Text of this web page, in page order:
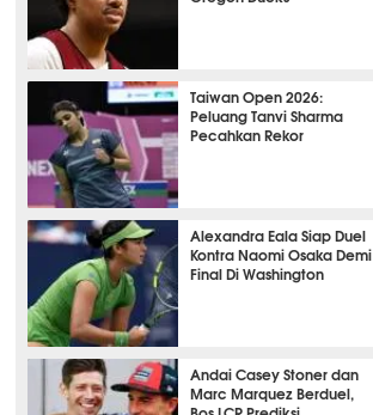
BASKET
Taiwan Open 2026:
Peluang Tanvi Sharma
Pecahkan Rekor
BADMINTON
Alexandra Eala Siap Duel
Kontra Naomi Osaka Demi
Final Di Washington
TENIS
Andai Casey Stoner dan
Marc Marquez Berduel,